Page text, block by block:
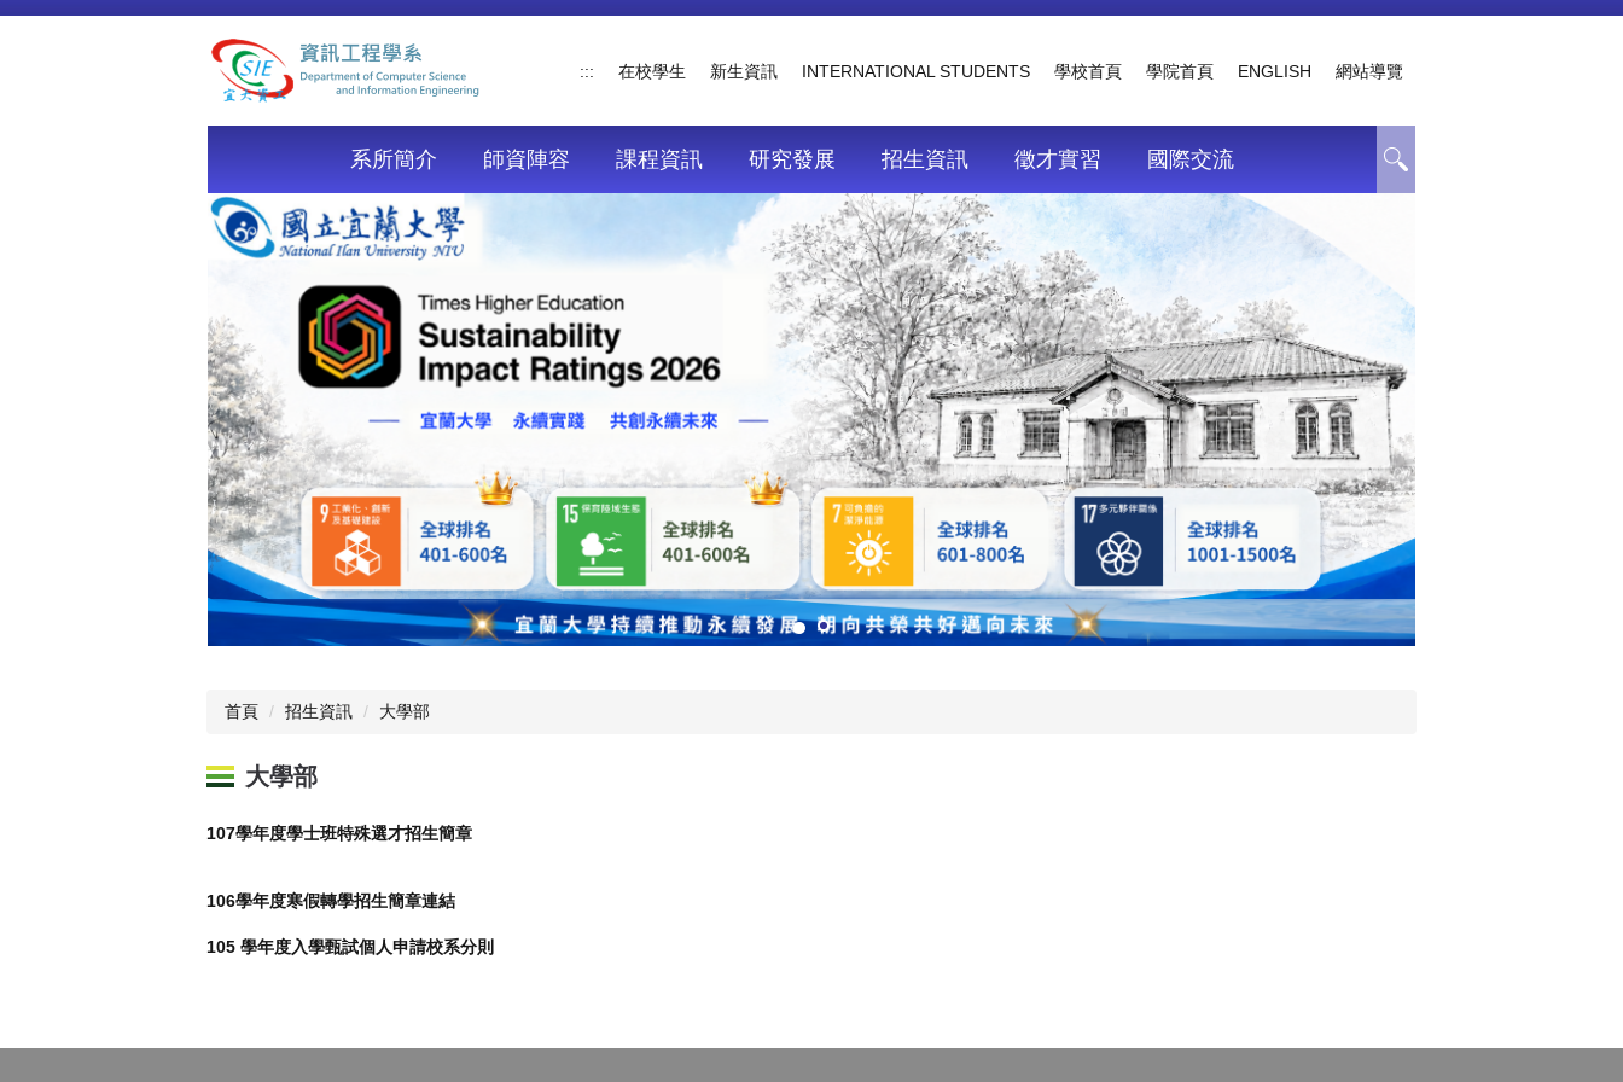
跳
::: 在校學生 新生資訊 INTERNATIONAL STUDENTS 學校首頁 學院首頁 ENGLISH 網站導覽
系所簡介 師資陣容 課程資訊 研究發展 招生資訊 徵才實習 國際交流
首頁 招生資訊 大學部
大學部
107學年度學士班特殊選才招生簡章
106學年度寒假轉學招生簡章連結
105 學年度入學甄試個人申請校系分則